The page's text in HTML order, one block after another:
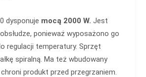
dysponuje mocą 2000 W. Jest
ponieważ wyposażono go
regulacji temperatury. Sprzęt
spiralną. Ma też wbudowany
produkt przed przegrzaniem.